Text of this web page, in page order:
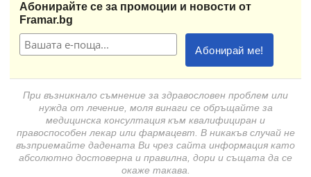
Абонирайте се за промоции и новости от
Framar.bg
При възникнало съмнение за здравословен проблем или
нужда от лечение, моля винаги се обръщайте за
медицинска консултация към квалифициран и
правоспособен лекар или фармацевт. В никакъв случай не
възприемайте дадената Ви чрез сайта информация като
абсолютно достоверна и правилна, дори и същата да се
окаже такава.